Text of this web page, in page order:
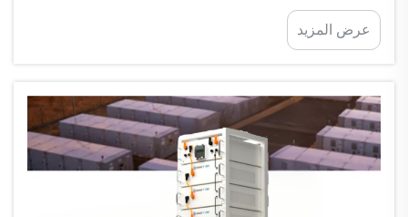
بشكل منفصل عن شبكات الكهرباء العامة. وتقوم هذه
المُولَّد من مصادر الطاقة المتجددة مثل الألواح
عرض المزيد